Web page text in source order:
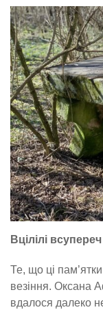
Вцілілі
Те, що ці
везіння. Оксана
вдалося далеко